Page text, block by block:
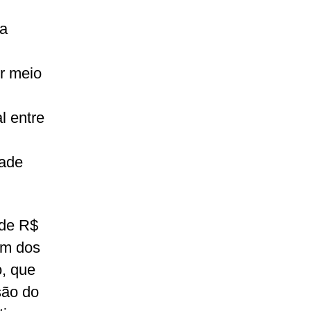
meio
entre
R$
dos
que
do